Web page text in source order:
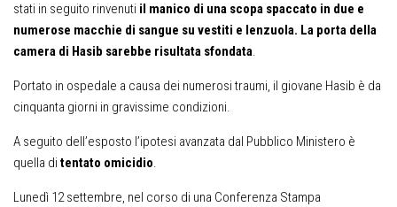
stati in seguito rinvenuti il manico di una scopa spaccato in due e
numerose macchie di sangue su vestiti e lenzuola. La porta della
camera di Hasib sarebbe risultata sfondata.
Portato in ospedale a causa dei numerosi traumi, il giovane Hasib è da
cinquanta giorni in gravissime condizioni.
A seguito dell’esposto l’ipotesi avanzata dal Pubblico Ministero è
quella di tentato omicidio.
Lunedì 12 settembre, nel corso di una Conferenza Stampa